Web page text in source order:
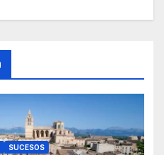
SUCESOS